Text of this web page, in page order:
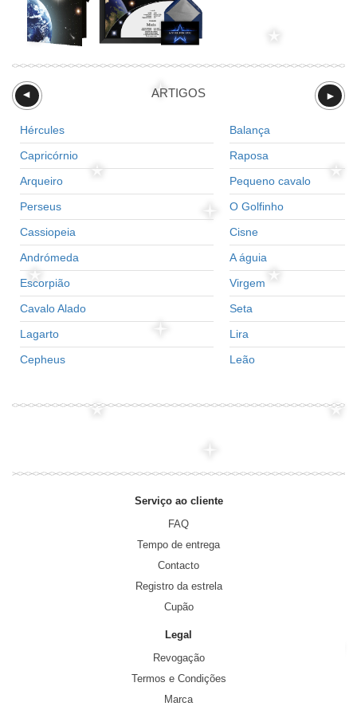
ARTIGOS ►
►
Hércules
Capricórnio
Arqueiro
Perseus
Cassiopeia
Andrómeda
Escorpião
Cavalo Alado
Lagarto
Cepheus
Balança
Raposa
Pequeno cavalo
O Golfinho
Cisne
A águia
Virgem
Seta
Lira
Leão
Serviço ao cliente
FAQ
Tempo de entrega
Contacto
Registro da estrela
Cupão
Legal
Revogação
Termos e Condições
Marca